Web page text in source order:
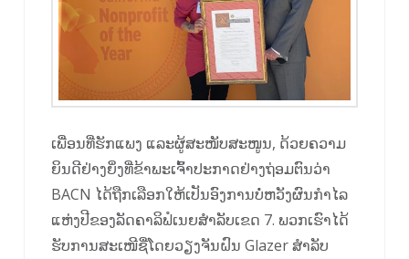
ເພື່ອນທີ່ຮັກແພງ ແລະຜູ້ສະໜັບສະໜູນ, ດ້ວຍຄວາມ
ຍິນດີຢ່າງຍິ່ງທີ່ຂ້າພະເຈົ້າປະກາດຢ່າງຖ່ອມຕົນວ່າ
BACN ໄດ້ຖືກເລືອກໃຫ້ເປັນອົງການບໍ່ຫວັງຜົນກຳໄລ
ແຫ່ງປີຂອງລັດຄາລິຟໍເນຍສຳລັບເຂດ 7. ພວກເຮົາໄດ້
ຮັບການສະເໜີຊື່ໂດຍວຽງຈັນຝົນ Glazer ສໍາລັບ